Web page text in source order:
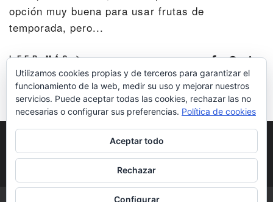
opción muy buena para usar frutas de
temporada, pero...
LEER MÁS
POLÍTICA DE COOKIES
DERECHOS DE AUTOR
Utilizamos cookies propias y de terceros para garantizar el
funcionamiento de la web, medir su uso y mejorar nuestros
servicios. Puede aceptar todas las cookies, rechazar las no
necesarias o configurar sus preferencias. Política de cookies
Aceptar todo
Rechazar
Configurar